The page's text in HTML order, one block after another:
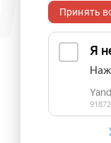
Принять